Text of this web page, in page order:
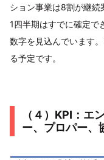
ション事業は8割が継続
1四半期はすでに確定で
数字を見込んでいます
る予定です。
（４）KPI：エ
ー、プロパー、